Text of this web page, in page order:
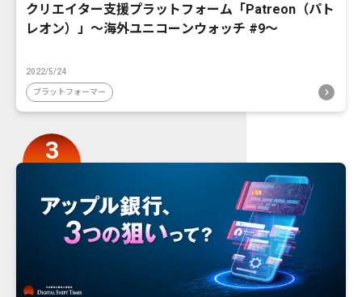
クリエイター支援プラットフォーム「Patreon（パト
レオン）」〜海外ユニコーンウォッチ #9〜
2022/5/24
プラットフォーマー